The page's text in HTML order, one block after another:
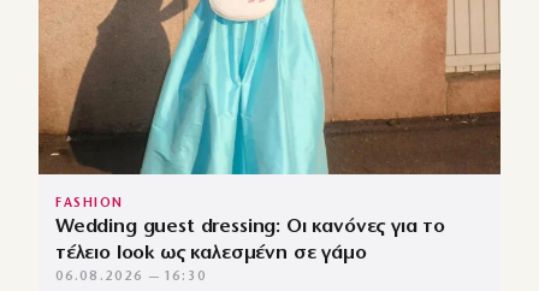
FASHION
Wedding guest dressing: Οι κανόνες για το
τέλειο look ως καλεσμένη σε γάμο
06.08.2026 — 16:30